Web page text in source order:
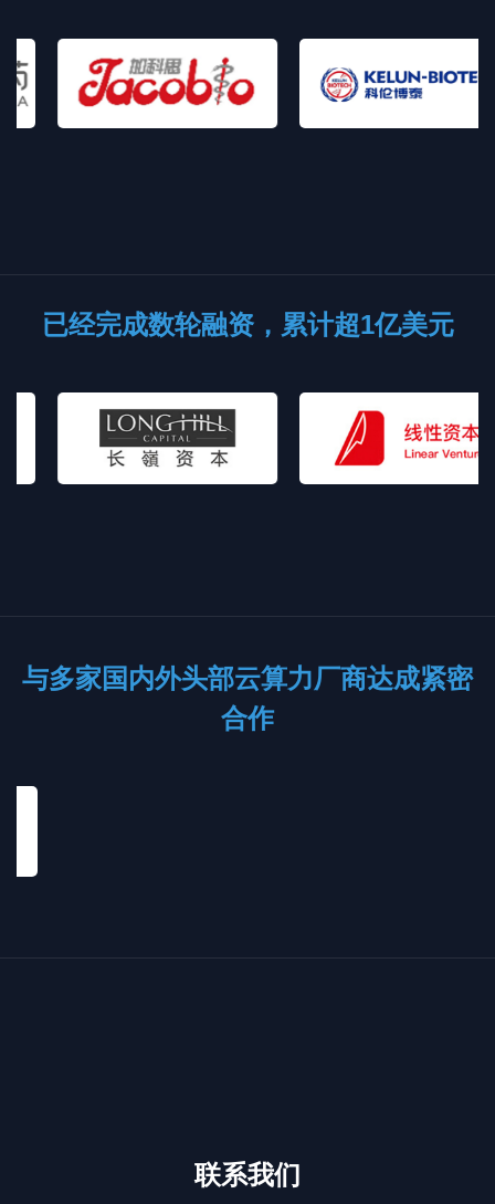
已经完成数轮融资，累计超1亿美元
与多家国内外头部云算力厂商达成紧密
合作
联系我们